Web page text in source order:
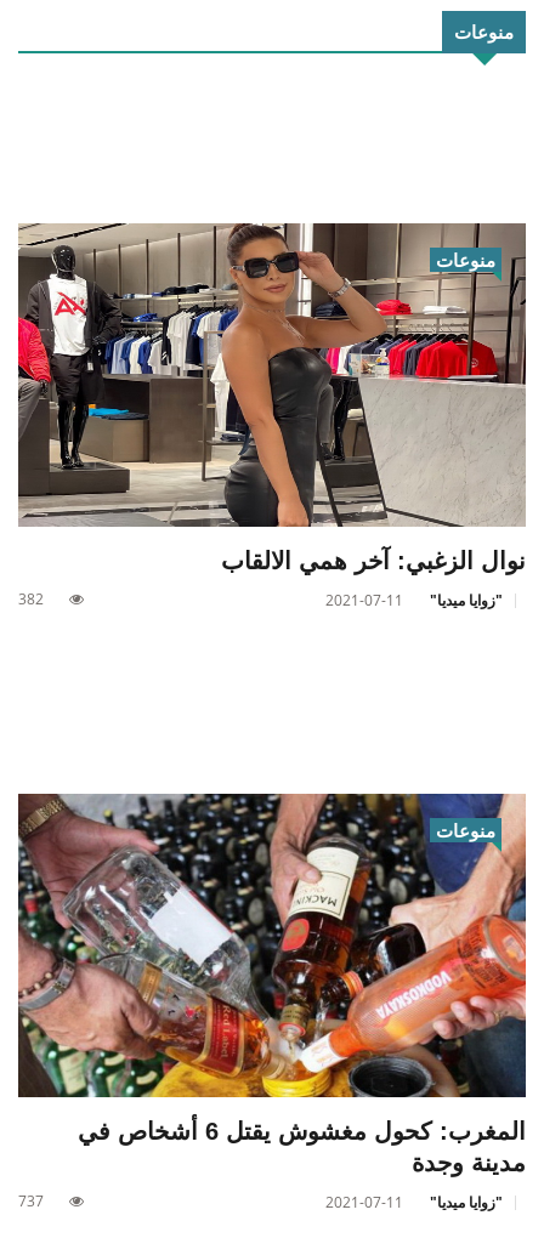
منوعات
منوعات
نوال الزغبي: آخر همي الالقاب
"زوايا ميديا" 2021-07-11
382
منوعات
المغرب: كحول مغشوش يقتل 6 أشخاص في
مدينة وجدة
"زوايا ميديا" 2021-07-11
737